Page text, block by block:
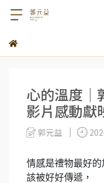
心的溫度│
影片感動獻
郭元益
情感是禮物最好
該被好好傳遞，